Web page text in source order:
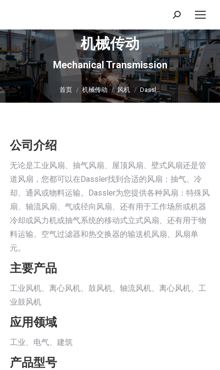
搜
索：
机械传动
Mechanical Transmission
你在这里：
首页 机械传动 风机 Dassl…
公司介绍
无论是工业风扇、抽气风扇、屋顶风扇、壁式风扇还是管
道风扇，您都可以在Dassler找到合适的风扇：抽气、冷
却、通风或物料运输。Dassler为您提供各种风扇：特殊风
扇、轴流风扇、气或径向风扇、还有用于工作场所或机器
冷却或风力机或抽气系统的移动式立式风扇、还有用于物
料运输、空气过滤器和热交换器的输送机风扇、风扇单
元。
主要产品
工业风机、离心风机、鼓风机、轴流风机、离心风机、工
业鼓风机
应用领域
工业、电气、建筑
产品型号